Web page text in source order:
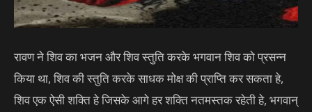
रावण ने शिव का भजन और शिव स्तुति करके भगवान शिव को प्रसन्न
किया था, शिव की स्तुति करके साधक मोक्ष की प्राप्ति कर सकता हे,
शिव एक ऐसी शक्ति हे जिसके आगे हर शक्ति नतमस्तक रहेती हे, भगवान्